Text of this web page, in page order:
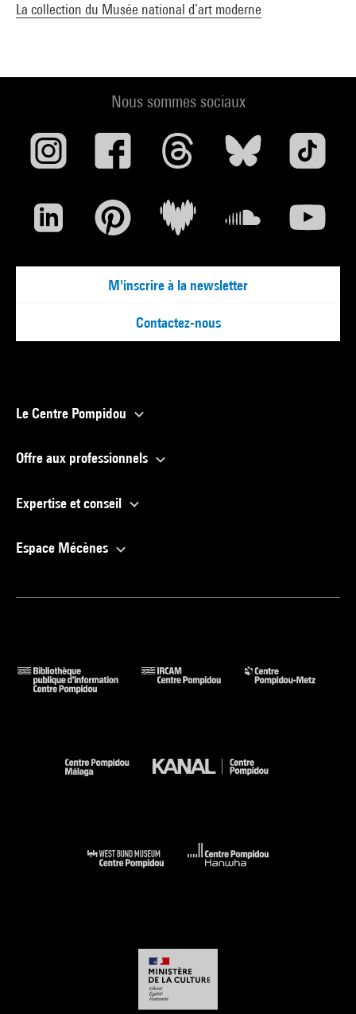
La collection du Musée national d’art moderne
Nous sommes sociaux
M'inscrire à la newsletter
Contactez-nous
Le Centre Pompidou
Offre aux professionnels
Expertise et conseil
Espace Mécènes